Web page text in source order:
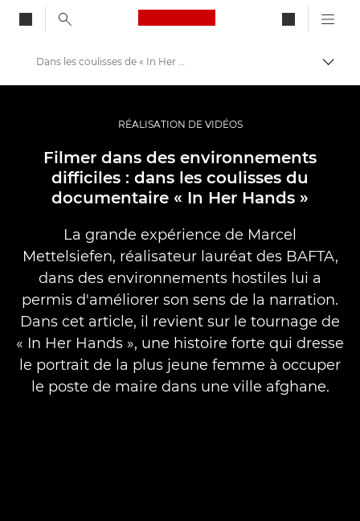
Canon Logo, back to
Vidéo et photographie professionnelles
Histoires
Dans les coulisses de « In Her Hands »
RÉALISATION DE VIDÉOS
Filmer dans des environnements
difficiles : dans les coulisses du
documentaire « In Her Hands »
La grande expérience de Marcel
Mettelsiefen, réalisateur lauréat des BAFTA,
dans des environnements hostiles lui a
permis d'améliorer son sens de la narration.
Dans cet article, il revient sur le tournage de
« In Her Hands », une histoire forte qui dresse
le portrait de la plus jeune femme à occuper
le poste de maire dans une ville afghane.